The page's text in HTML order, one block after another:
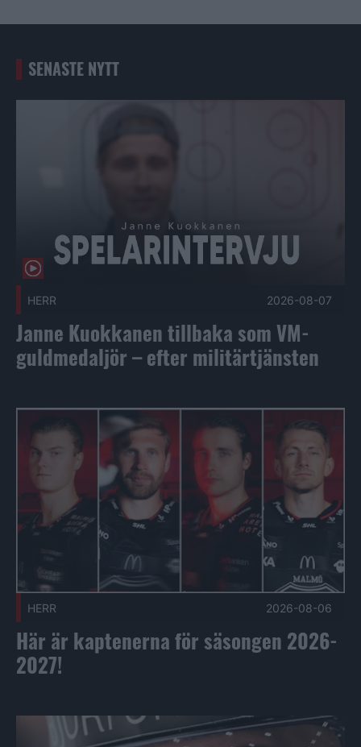
SENASTE NYTT
HERR 2026-08-07
Janne Kuokkanen tillbaka som VM-
guldmedaljör – efter militärtjänsten
Här är kaptenerna för säsongen 2026-2027! Publicerad
HERR 2026-08-06
Här är kaptenerna för säsongen 2026-
2027!
Herrlagets skaderapport vecka 32 Publicerad 2026-08-06